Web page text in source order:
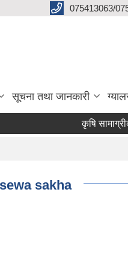
075413063/
सूचना तथा जानकारी
कृषि
sakha